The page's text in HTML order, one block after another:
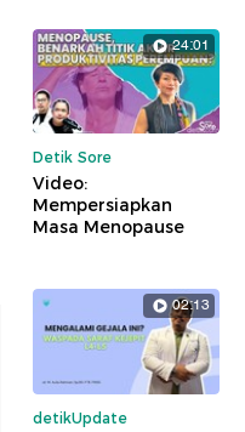
24:01
Detik Sore
Video:
Mempersiapkan
Masa Menopause
02:13
detikUpdate